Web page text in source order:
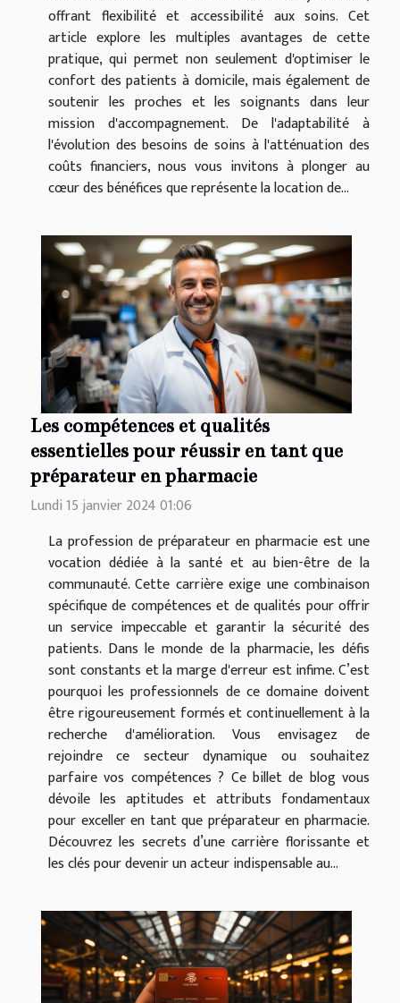
offrant flexibilité et accessibilité aux soins. Cet
article explore les multiples avantages de cette
pratique, qui permet non seulement d'optimiser le
confort des patients à domicile, mais également de
soutenir les proches et les soignants dans leur
mission d'accompagnement. De l'adaptabilité à
l'évolution des besoins de soins à l'atténuation des
coûts financiers, nous vous invitons à plonger au
cœur des bénéfices que représente la location de...
Les compétences et qualités
essentielles pour réussir en tant que
préparateur en pharmacie
Lundi 15 janvier 2024 01:06
La profession de préparateur en pharmacie est une
vocation dédiée à la santé et au bien-être de la
communauté. Cette carrière exige une combinaison
spécifique de compétences et de qualités pour offrir
un service impeccable et garantir la sécurité des
patients. Dans le monde de la pharmacie, les défis
sont constants et la marge d'erreur est infime. C’est
pourquoi les professionnels de ce domaine doivent
être rigoureusement formés et continuellement à la
recherche d'amélioration. Vous envisagez de
rejoindre ce secteur dynamique ou souhaitez
parfaire vos compétences ? Ce billet de blog vous
dévoile les aptitudes et attributs fondamentaux
pour exceller en tant que préparateur en pharmacie.
Découvrez les secrets d’une carrière florissante et
les clés pour devenir un acteur indispensable au...